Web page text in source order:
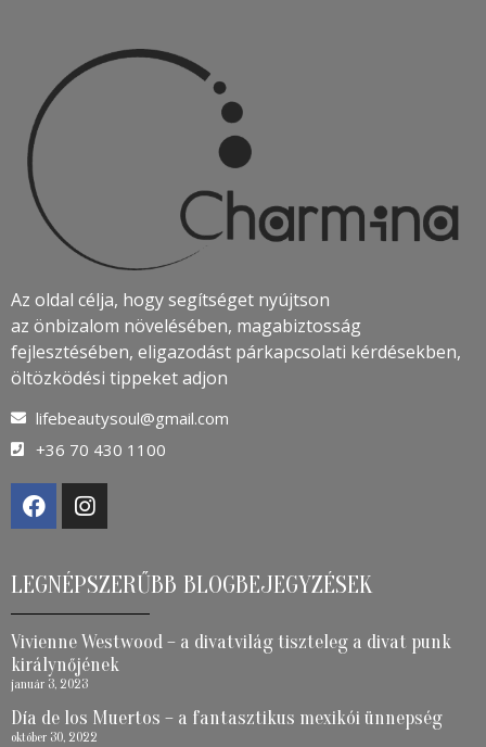
Az oldal célja, hogy segítséget nyújtson
az önbizalom növelésében, magabiztosság
fejlesztésében, eligazodást párkapcsolati kérdésekben,
öltözködési tippeket adjon
lifebeautysoul@gmail.com
+36 70 430 1100
LEGNÉPSZERŰBB BLOGBEJEGYZÉSEK
Vivienne Westwood – a divatvilág tiszteleg a divat punk
királynőjének
január 3, 2023
Día de los Muertos – a fantasztikus mexikói ünnepség
október 30, 2022